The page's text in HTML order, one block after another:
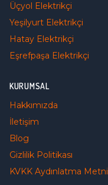
Üçyol Elektrikçi
Yeşilyurt Elektrikçi
Hatay Elektrikçi
Eşrefpaşa Elektrikçi
KURUMSAL
Hakkımızda
İletişim
Blog
Gizlilik Politikası
KVKK Aydınlatma Metni